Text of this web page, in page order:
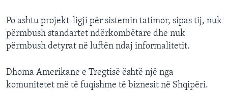
Po ashtu projekt-ligji për sistemin tatimor, sipas tij, nuk
përmbush standartet ndërkombëtare dhe nuk
përmbush detyrat në luftën ndaj informalitetit.
Dhoma Amerikane e Tregtisë është një nga
komunitetet më të fuqishme të biznesit në Shqipëri.